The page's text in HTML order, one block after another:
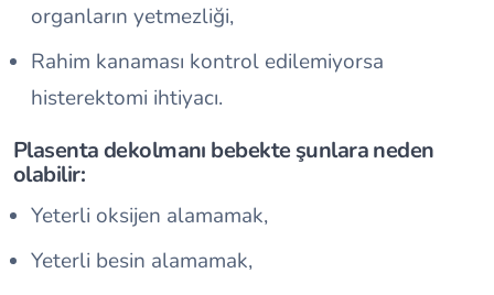
organların yetmezliği,
Rahim kanaması kontrol edilemiyorsa
histerektomi ihtiyacı.
Plasenta dekolmanı bebekte şunlara neden
olabilir:
Yeterli oksijen alamamak,
Yeterli besin alamamak,